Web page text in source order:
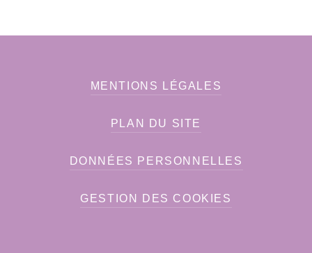
MENTIONS LÉGALES
PLAN DU SITE
DONNÉES PERSONNELLES
GESTION DES COOKIES